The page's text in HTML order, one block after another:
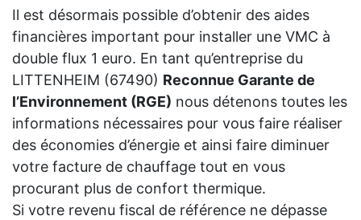
Il est désormais possible d’obtenir des aides
financières important pour installer une VMC à
double flux 1 euro. En tant qu’entreprise du
LITTENHEIM (67490) Reconnue Garante de
l’Environnement (RGE) nous détenons toutes les
informations nécessaires pour vous faire réaliser
des économies d’énergie et ainsi faire diminuer
votre facture de chauffage tout en vous
procurant plus de confort thermique.
Si votre revenu fiscal de référence ne dépasse